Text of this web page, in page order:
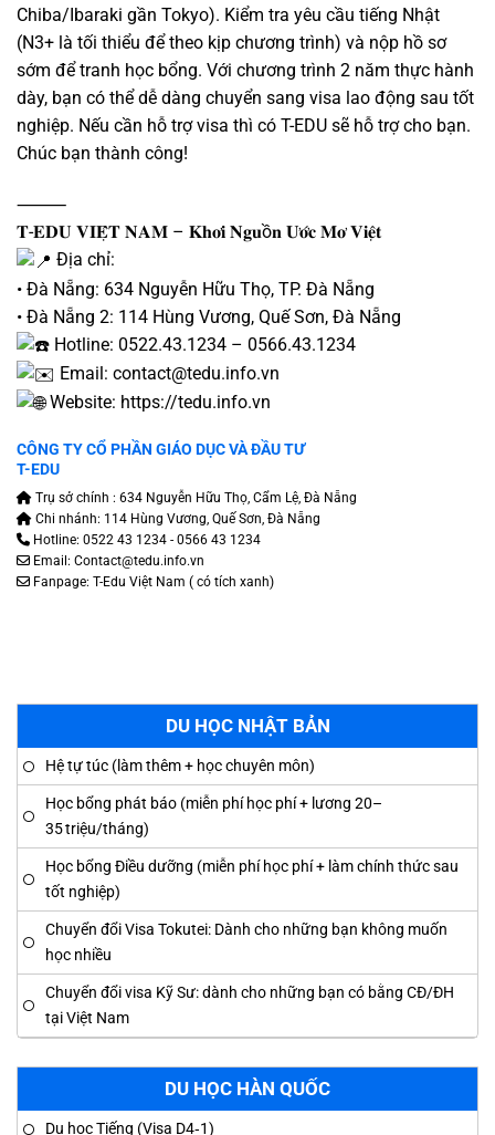
Chiba/Ibaraki gần Tokyo). Kiểm tra yêu cầu tiếng Nhật
(N3+ là tối thiểu để theo kịp chương trình) và nộp hồ sơ
sớm để tranh học bổng. Với chương trình 2 năm thực hành
dày, bạn có thể dễ dàng chuyển sang visa lao động sau tốt
nghiệp. Nếu cần hỗ trợ visa thì có T-EDU sẽ hỗ trợ cho bạn.
Chúc bạn thành công!
⸻
𝐓-𝐄𝐃𝐔 𝐕𝐈𝐄̣̂𝐓 𝐍𝐀𝐌 – 𝐊𝐡𝐨̛𝐢 𝐍𝐠𝐮ồ𝐧 𝐔̛𝐨̛́𝐜 𝐌𝐨̛ 𝐕𝐢𝐞̣̂𝐭
Địa chỉ:
• Đà Nẵng: 634 Nguyễn Hữu Thọ, TP. Đà Nẵng
• Đà Nẵng 2: 114 Hùng Vương, Quế Sơn, Đà Nẵng
Hotline: 0522.43.1234 – 0566.43.1234
Email: contact@tedu.info.vn
Website: https://tedu.info.vn
CÔNG TY CỔ PHẦN GIÁO DỤC VÀ ĐẦU TƯ
T-EDU
Trụ sở chính : 634 Nguyễn Hữu Thọ, Cẩm Lệ, Đà Nẵng
Chi nhánh: 114 Hùng Vương, Quế Sơn, Đà Nẵng
Hotline: 0522 43 1234 - 0566 43 1234
Email: Contact@tedu.info.vn
Fanpage: T-Edu Việt Nam ( có tích xanh)
DU HỌC NHẬT BẢN
Hệ tự túc (làm thêm + học chuyên môn)
Học bổng phát báo (miễn phí học phí + lương 20–
35 triệu/tháng)
Học bổng Điều dưỡng (miễn phí học phí + làm chính thức sau
tốt nghiệp)
Chuyển đổi Visa Tokutei: Dành cho những bạn không muốn
học nhiều
Chuyển đổi visa Kỹ Sư: dành cho những bạn có bằng CĐ/ĐH
tại Việt Nam
DU HỌC HÀN QUỐC
Du học Tiếng (Visa D4‑1)